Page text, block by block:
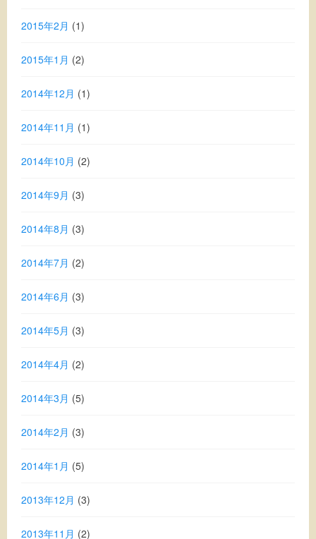
2015年2月 (1)
2015年1月 (2)
2014年12月 (1)
2014年11月 (1)
2014年10月 (2)
2014年9月 (3)
2014年8月 (3)
2014年7月 (2)
2014年6月 (3)
2014年5月 (3)
2014年4月 (2)
2014年3月 (5)
2014年2月 (3)
2014年1月 (5)
2013年12月 (3)
2013年11月 (2)